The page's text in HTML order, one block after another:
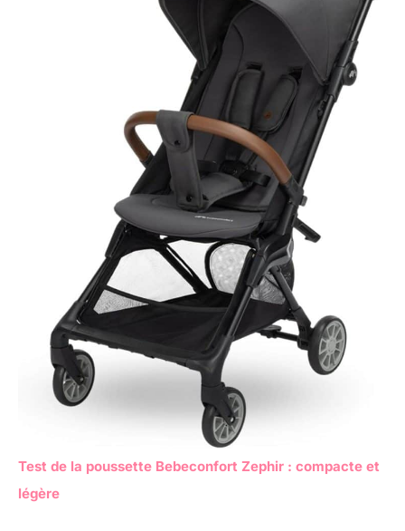
Test de la poussette Bebeconfort Zephir : compacte et
légère